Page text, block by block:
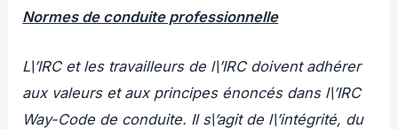
Normes de conduite professionnelle
L\’IRC et les travailleurs de l\’IRC doivent adhérer
aux valeurs et aux principes énoncés dans l\’IRC
Way-Code de conduite. Il s\’agit de l\’intégrité, du